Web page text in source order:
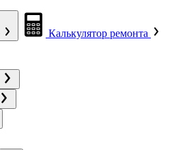
Калькулятор ремонта